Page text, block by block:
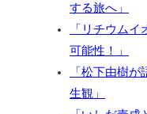
する旅へ」
「リチウム
可能性！」
「松下由樹
生観」